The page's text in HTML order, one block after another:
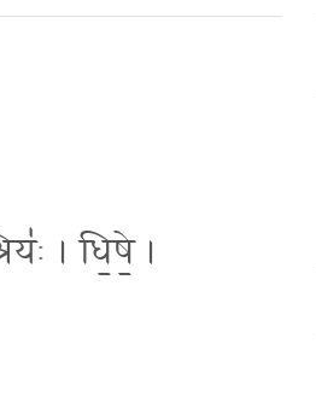
। धि॒षे॒ ।